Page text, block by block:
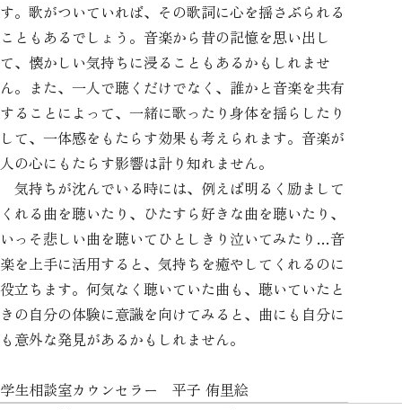
す。歌がついていれば、その歌詞に心を揺さぶられる
こともあるでしょう。音楽から昔の記憶を思い出し
て、懐かしい気持ちに浸ることもあるかもしれませ
ん。また、一人で聴くだけでなく、誰かと音楽を共有
することによって、一緒に歌ったり身体を揺らしたり
して、一体感をもたらす効果も考えられます。音楽が
人の心にもたらす影響は計り知れません。
気持ちが沈んでいる時には、例えば明るく励まして
くれる曲を聴いたり、ひたすら好きな曲を聴いたり、
いっそ悲しい曲を聴いてひとしきり泣いてみたり…音
楽を上手に活用すると、気持ちを癒やしてくれるのに
役立ちます。何気なく聴いていた曲も、聴いていたと
きの自分の体験に意識を向けてみると、曲にも自分に
も意外な発見があるかもしれません。
学生相談室カウンセラー 平子 侑里絵